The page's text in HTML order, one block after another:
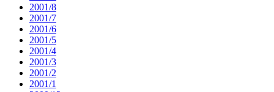
2001/8
2001/7
2001/6
2001/5
2001/4
2001/3
2001/2
2001/1